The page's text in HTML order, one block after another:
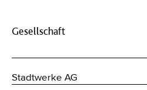
Gesellschaft
Stadtwerke AG